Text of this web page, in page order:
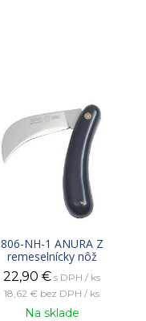
806-NH-1 ANURA Z
remeselnícky nôž
22,90 € s DPH / ks
18,62 € bez DPH / ks
Na sklade